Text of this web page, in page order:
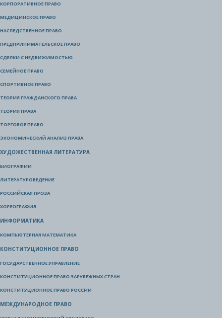
КОРПОРАТИВНОЕ ПРАВО
МЕДИЦИНСКОЕ ПРАВО
НАСЛЕДСТВЕННОЕ ПРАВО
ПРЕДПРИНИМАТЕЛЬСКОЕ ПРАВО
СДЕЛКИ С НЕДВИЖИМОСТЬЮ
СЕМЕЙНОЕ ПРАВО
СПОРТИВНОЕ ПРАВО
ТЕОРИЯ ГРАЖДАНСКОГО ПРАВА
ТЕОРИЯ ПРАВА
ТОРГОВОЕ ПРАВО
ЭКОНОМИЧЕСКИЙ АНАЛИЗ ПРАВА
ХУДОЖЕСТВЕННАЯ ЛИТЕРАТУРА
БИОГРАФИИ
ЛИТЕРАТУРОВЕДЕНИЕ
РОССИЙСКАЯ ПРОЗА
ХОРЕОГРАФИЯ
ИНФОРМАТИКА
КОМПЬЮТЕРНАЯ МАТЕМАТИКА
КОНСТИТУЦИОННОЕ ПРАВО
ГОСУДАРСТВЕННОЕ УПРАВЛЕНИЕ
КОНСТИТУЦИОННОЕ ПРАВО ЗАРУБЕЖНЫХ СТРАН
КОНСТИТУЦИОННОЕ ПРАВО РОССИИ
МЕЖДУНАРОДНОЕ ПРАВО